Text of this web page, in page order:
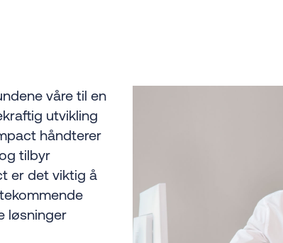
våre til en
utvikling
håndterer
tilbyr
er det viktig å
løsninger